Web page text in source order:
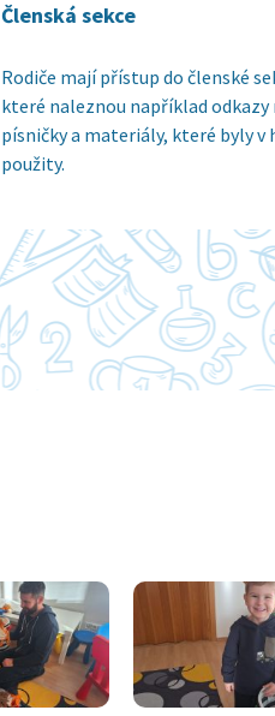
Členská sekce
Rodiče mají přístup do členské
které naleznou například odkazy
písničky a materiály, které byly v
použity.